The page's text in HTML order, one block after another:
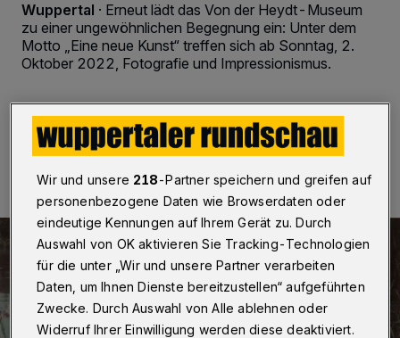
Wuppertal · Erneut lädt das Von der Heydt-Museum
zu einer ungewöhnlichen Begegnung ein: Unter dem
Motto „Eine neue Kunst“ treffen sich ab Sonntag, 2.
Oktober 2022, Fotografie und Impressionismus.
02.10.2022 , 14:30 Uhr 2 Minuten Lesezeit
Wir und unsere 218-Partner speichern und greifen auf
personenbezogene Daten wie Browserdaten oder
eindeutige Kennungen auf Ihrem Gerät zu. Durch
Auswahl von OK aktivieren Sie Tracking-Technologien
für die unter „Wir und unsere Partner verarbeiten
Daten, um Ihnen Dienste bereitzustellen“ aufgeführten
Zwecke. Durch Auswahl von Alle ablehnen oder
Widerruf Ihrer Einwilligung werden diese deaktiviert.